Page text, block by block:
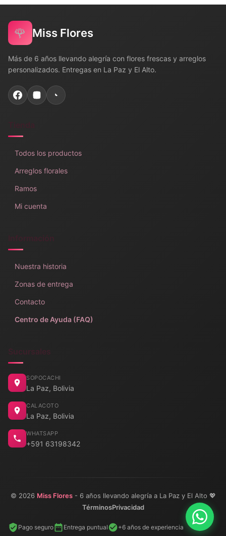
🌹 Miss Flores
Más de 6 años llevando alegría con flores frescas y arreglos
personalizados. Entregas en La Paz y El Alto.
Todos los productos
Arreglos florales
Ramos
Mi cuenta
Información
Nuestra historia
Zonas de entrega
Contacto
Centro de Ayuda (FAQ)
Sucursales
SOPOCACHI
La Paz, Bolivia
CALACOTO
La Paz, Bolivia
WHATSAPP
+591 63198342
© 2026 Miss Flores- 6 años llevando alegría a La Paz y El Alto 💖
TérminosPrivacidad
Pago seguro Entrega puntual +6 años de experiencia